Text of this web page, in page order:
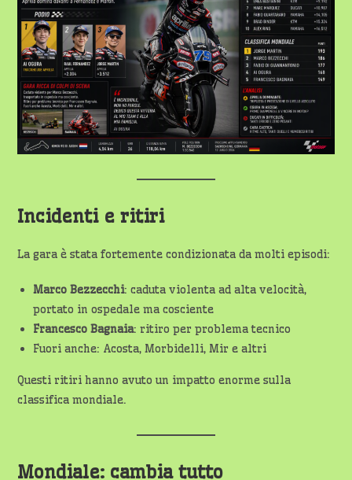
Incidenti e ritiri
La gara è stata fortemente condizionata da molti episodi:
Marco Bezzecchi: caduta violenta ad alta velocità,
portato in ospedale ma cosciente
Francesco Bagnaia: ritiro per problema tecnico
Fuori anche: Acosta, Morbidelli, Mir e altri
Questi ritiri hanno avuto un impatto enorme sulla
classifica mondiale.
Mondiale: cambia tutto